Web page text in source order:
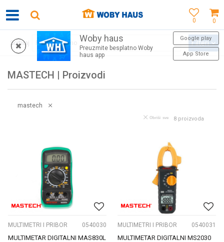
0
0
Woby haus
Preuzmite besplatno Woby
haus app
Google play
App Store
WOBY KARTICA NAGRAĐUJE SVAKU KUPOVINU!
MASTECH | Proizvodi
Sortiraj Filteri
mastech
8 proizvoda
Obriši sve
MULTIMETRI I PRIBOR 0540030
MULTIMETAR DIGITALNI MAS830L
MULTIMETRI I PRIBOR 0540031
MULTIMETAR DIGITALNI MS2030